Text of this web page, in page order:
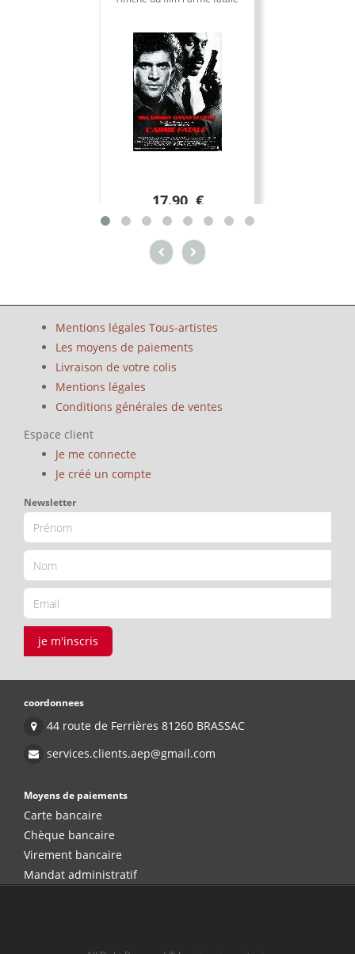
17.90 €
Mentions légales Tous-artistes
Les moyens de paiements
Livraison de votre colis
Mentions légales
Conditions générales de ventes
Espace client
Je me connecte
Je créé un compte
Newsletter
je m'inscris
coordonnees
44 route de Ferrières 81260 BRASSAC
services.clients.aep@gmail.com
Moyens de paiements
Carte bancaire
Chèque bancaire
Virement bancaire
Mandat administratif